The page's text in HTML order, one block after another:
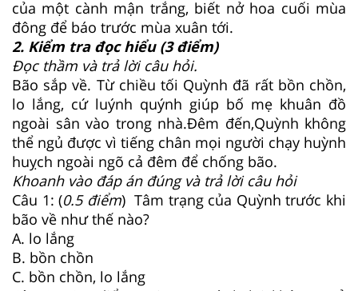
của một cành mận trắng, biết nở hoa cuối mùa
đông để báo trước mùa xuân tới.
2. Kiểm tra đọc hiểu (3 điểm)
Đọc thầm và trả lời câu hỏi.
Bão sắp về. Từ chiều tối Quỳnh đã rất bồn chồn,
lo lắng, cứ luýnh quýnh giúp bố mẹ khuân đồ
ngoài sân vào trong nhà.Đêm đến,Quỳnh không
thể ngủ được vì tiếng chân mọi người chạy huỳnh
huỵch ngoài ngõ cả đêm để chống bão.
Khoanh vào đáp án đúng và trả lời câu hỏi
Câu 1: (0.5 điểm) Tâm trạng của Quỳnh trước khi
bão về như thế nào?
A. lo lắng
B. bồn chồn
C. bồn chồn, lo lắng